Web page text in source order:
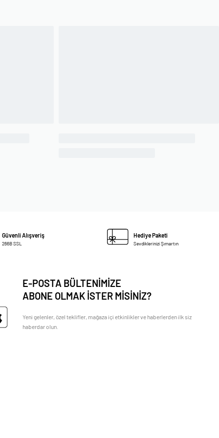
Güvenli Alışveriş
266B SSL
Hediye Paketi
Sevdiklerinizi Şımartın
E-POSTA BÜLTENİMİZE
ABONE OLMAK İSTER MİSİNİZ?
Yeni gelenler, özel teklifler, mağaza içi etkinlikler ve haberlerden ilk siz
haberdar olun.